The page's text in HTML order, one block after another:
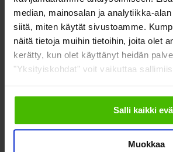
median, mainosalan ja analytiikka-
siitä, miten käytät sivustoamme.
näitä tietoja muihin tietoihin, joita olet
kerätty, kun olet käyttänyt heidän
"Yksityiskohdat" voit vaikuttaa
Salli kaikki
Muokkaa
SOSTE Suomen sosiaali
Yliopistonkatu 5
00100 Helsinki